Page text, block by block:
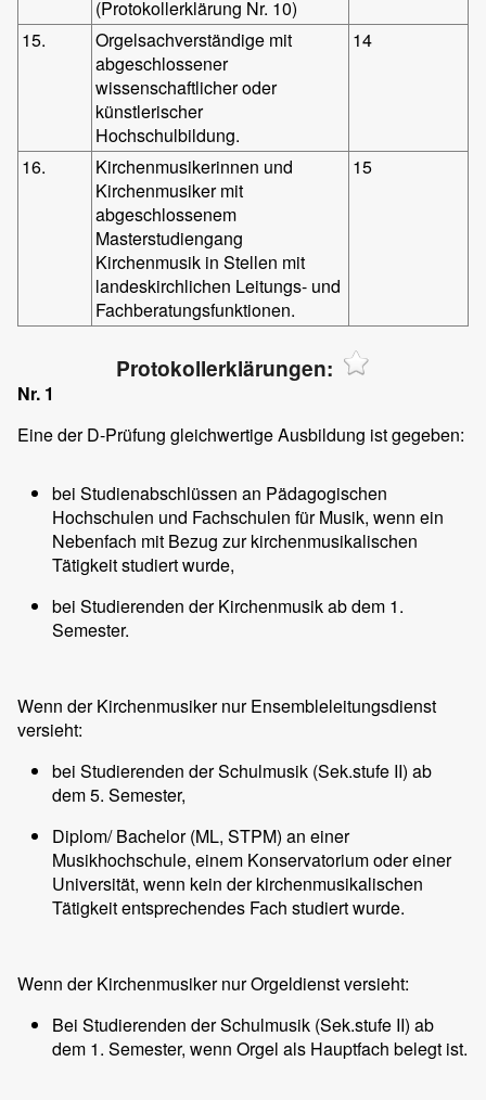
(Protokollerklärung Nr. 10)
15.
Orgelsachverständige mit
abgeschlossener
wissenschaftlicher oder
künstlerischer
Hochschulbildung.
14
16.
Kirchenmusikerinnen und
Kirchenmusiker mit
abgeschlossenem
Masterstudiengang
Kirchenmusik in Stellen mit
landeskirchlichen Leitungs- und
Fachberatungsfunktionen.
15
Protokollerklärungen:
Nr. 1
Eine der D-Prüfung gleichwertige Ausbildung ist gegeben:
bei Studienabschlüssen an Pädagogischen
Hochschulen und Fachschulen für Musik, wenn ein
Nebenfach mit Bezug zur kirchenmusikalischen
Tätigkeit studiert wurde,
bei Studierenden der Kirchenmusik ab dem 1.
Semester.
Wenn der Kirchenmusiker nur Ensembleleitungsdienst
versieht:
bei Studierenden der Schulmusik (Sek.stufe II) ab
dem 5. Semester,
Diplom/ Bachelor (ML, STPM) an einer
Musikhochschule, einem Konservatorium oder einer
Universität, wenn kein der kirchenmusikalischen
Tätigkeit entsprechendes Fach studiert wurde.
Wenn der Kirchenmusiker nur Orgeldienst versieht:
Bei Studierenden der Schulmusik (Sek.stufe II) ab
dem 1. Semester, wenn Orgel als Hauptfach belegt ist.